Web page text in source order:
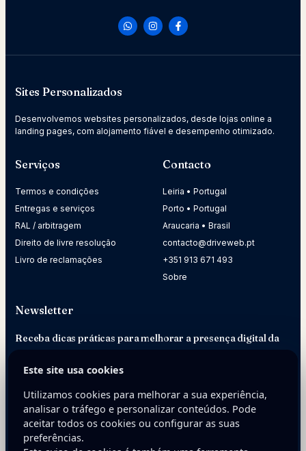
Sites Personalizados
Desenvolvemos websites personalizados, desde lojas online a
landing pages, com alojamento fiável e desempenho otimizado.
Serviços
Termos e condições
Entregas e serviços
RAL / arbitragem
Direito de livre resolução
Livro de reclamações
Contacto
Leiria • Portugal
Porto • Portugal
Araucaria • Brasil
contacto@driveweb.pt
+351 913 671 493
Sobre
Newsletter
Receba dicas práticas para melhorar a presença digital da
E-mail
Este site usa cookies
Utilizamos cookies para melhorar a sua experiência,
analisar o tráfego e personalizar conteúdos. Pode
aceitar todos os cookies ou configurar as suas
preferências.